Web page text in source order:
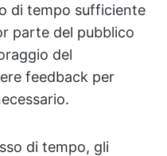
di tempo sufficiente
parte del pubblico
del
feedback per
di tempo, gli